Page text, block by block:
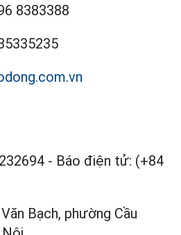
8383388
- Báo điện tử: (+84
Bạch, phường Cầu